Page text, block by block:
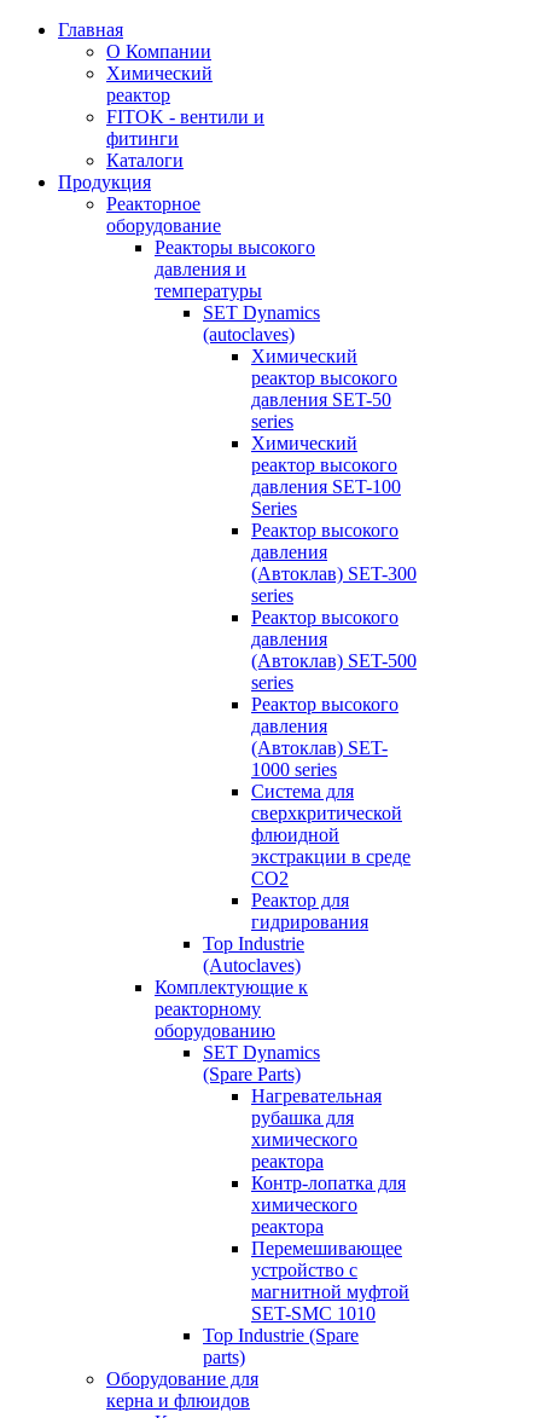
Главная
О Компании
Химический
реактор
FITOK - вентили и
фитинги
Каталоги
Продукция
Реакторное
оборудование
Реакторы высокого
давления и
температуры
SET Dynamics
(autoclaves)
Химический
реактор высокого
давления SET-50
series
Химический
реактор высокого
давления SET-100
Series
Реактор высокого
давления
(Автоклав) SET-300
series
Реактор высокого
давления
(Автоклав) SET-500
series
Реактор высокого
давления
(Автоклав) SET-
1000 series
Система для
сверхкритической
флюидной
экстракции в среде
СО2
Реактор для
гидрирования
Top Industrie
(Autoclaves)
Комплектующие к
реакторному
оборудованию
SET Dynamics
(Spare Parts)
Нагревательная
рубашка для
химического
реактора
Контр-лопатка для
химического
реактора
Перемешивающее
устройство с
магнитной муфтой
SET-SMC 1010
Top Industrie (Spare
parts)
Оборудование для
керна и флюидов